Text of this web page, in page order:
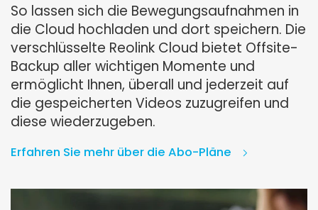
So lassen sich die Bewegungsaufnahmen in
die Cloud hochladen und dort speichern. Die
verschlüsselte Reolink Cloud bietet Offsite-
Backup aller wichtigen Momente und
ermöglicht Ihnen, überall und jederzeit auf
die gespeicherten Videos zuzugreifen und
diese wiederzugeben.
Erfahren Sie mehr über die Abo-Pläne